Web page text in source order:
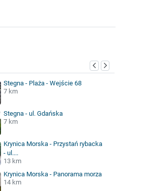
Stegna - Plaża - Wejście 68
7 km
Stegna - ul. Gdańska
7 km
Krynica Morska - Przystań rybacka
- ul....
13 km
Krynica Morska - Panorama morza
14 km